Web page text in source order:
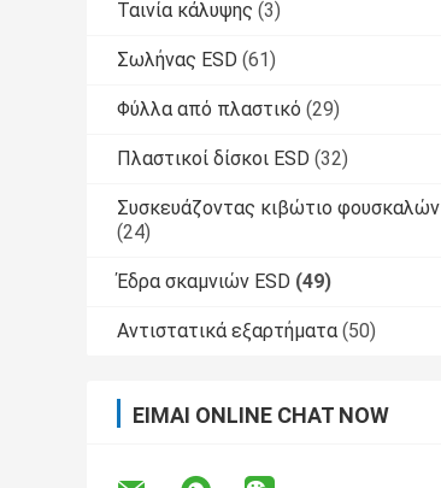
Ταινία κάλυψης (3)
Σωλήνας ESD (61)
Φύλλα από πλαστικό (29)
Πλαστικοί δίσκοι ESD (32)
Συσκευάζοντας κιβώτιο φουσκαλών
(24)
Έδρα σκαμνιών ESD (49)
Αντιστατικά εξαρτήματα (50)
ΕΊΜΑΙ ONLINE CHAT NOW